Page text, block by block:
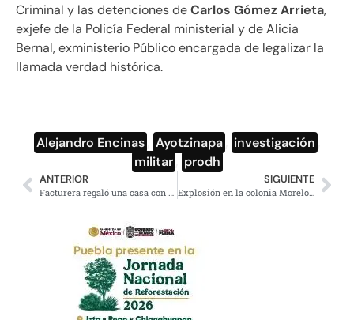
Criminal y las detenciones deCarlos Gómez Arrieta,
exjefe de la Policía Federal ministerial y de Alicia
Bernal, exministerio Público encargada de legalizar la
llamada verdad histórica.
Alejandro Encinas Ayotzinapa investigación
militar
prodh
ANTERIOR SIGUIENTE
Explosión en la colonia Morelos deja 2 fallecidos y 25 lesionados